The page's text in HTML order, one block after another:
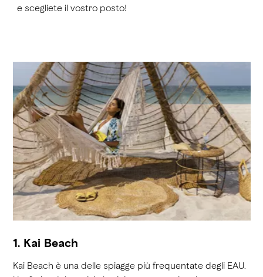
e scegliete il vostro posto!
1. Kai Beach
Kai Beach è una delle spiagge più frequentate degli EAU.